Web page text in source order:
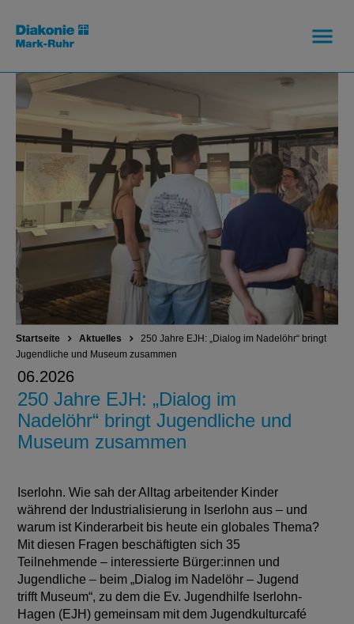
Startseite Aktuelles
250 Jahre EJH: „Dialog im Nadelöhr“ bringt
Jugendliche und Museum zusammen
06.2026
250 Jahre EJH: „Dialog im
Nadelöhr“ bringt Jugendliche und
Museum zusammen
Iserlohn. Wie sah der Alltag arbeitender Kinder
während der Industrialisierung in Iserlohn aus – und
warum ist Kinderarbeit bis heute ein globales Thema?
Mit diesen Fragen beschäftigten sich 35
Teilnehmende – interessierte Bürger:innen und
Jugendliche – beim „Dialog im Nadelöhr – Jugend
trifft Museum“, zu dem die Ev. Jugendhilfe Iserlohn-
Hagen (EJH) gemeinsam mit dem Jugendkulturcafé